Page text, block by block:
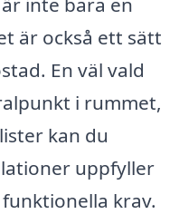
är också ett sätt
En väl vald
i rummet,
kan du
uppfyller
krav.